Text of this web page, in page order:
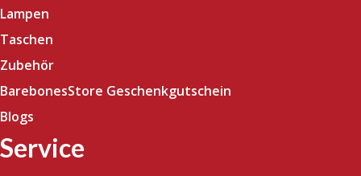
Lampen
Taschen
Zubehör
BarebonesStore Geschenkgutschein
Blogs
Service